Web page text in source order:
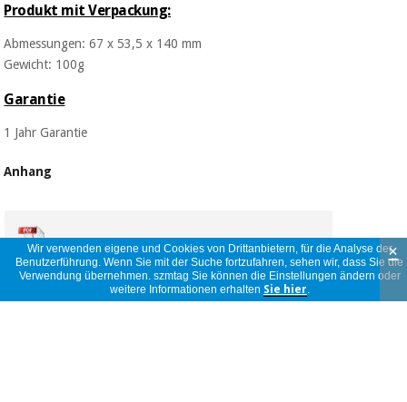
Produkt mit Verpackung:
Abmessungen: 67 x 53,5 x 140 mm
Gewicht: 100g
Garantie
1 Jahr Garantie
Anhang
INTIMINA_KIRI_PRODUCT_SHEET_ES.PDF
Wir verwenden eigene und Cookies von Drittanbietern, für die Analyse der
Benutzerführung. Wenn Sie mit der Suche fortzufahren, sehen wir, dass Sie die
Verwendung übernehmen. szmtag Sie können die Einstellungen ändern oder
weitere Informationen erhalten Sie hier.
×